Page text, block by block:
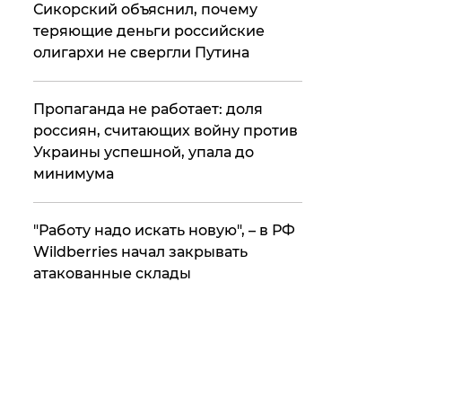
Сикорский объяснил, почему
теряющие деньги российские
олигархи не свергли Путина
​Пропаганда не работает: доля
россиян, считающих войну против
Украины успешной, упала до
минимума
"Работу надо искать новую", – в РФ
Wildberries начал закрывать
атакованные склады